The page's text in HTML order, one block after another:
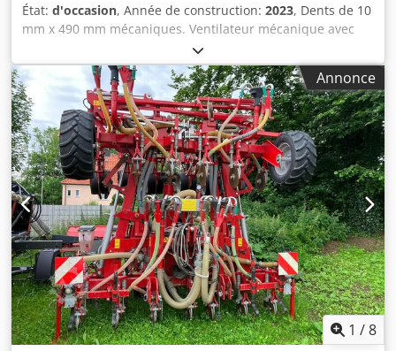
État: d'occasion, Année de construction: 2023, Dents de 10
mm x 490 mm mécaniques. Ventilateur mécanique avec
limiteur de vent au lieu du bouton de désactivation du
ventilateur à l’arrière. / Sur l’appareil, panneaux de
signalisation avec éclairage conforme. Dsdpfx Astgth Nen
Eock
Annonce
1 /8